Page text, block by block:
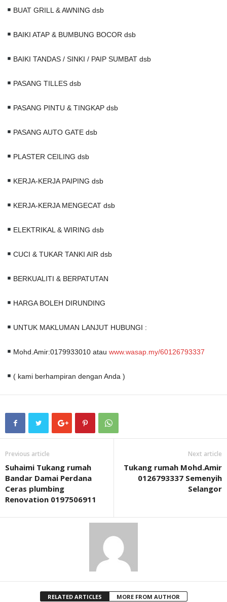
BUAT GRILL & AWNING dsb
BAIKI ATAP & BUMBUNG BOCOR dsb
BAIKI TANDAS / SINKI / PAIP SUMBAT dsb
PASANG TILLES dsb
PASANG PINTU & TINGKAP dsb
PASANG AUTO GATE dsb
PLASTER CEILING dsb
KERJA-KERJA PAIPING dsb
KERJA-KERJA MENGECAT dsb
ELEKTRIKAL & WIRING dsb
CUCI & TUKAR TANKI AIR dsb
BERKUALITI & BERPATUTAN
HARGA BOLEH DIRUNDING
UNTUK MAKLUMAN LANJUT HUBUNGI :
Mohd.Amir:0179933010 atau www.wasap.my/60126793337
( kami berhampiran dengan Anda )
Previous article
Suhaimi Tukang rumah
Bandar Damai Perdana
Ceras plumbing
Renovation 0197506911
Next article
Tukang rumah Mohd.Amir
0126793337 Semenyih
Selangor
RELATED ARTICLES MORE FROM AUTHOR